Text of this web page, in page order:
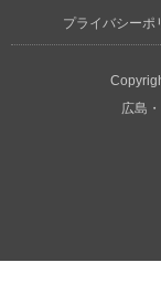
プライバシーポ
広島